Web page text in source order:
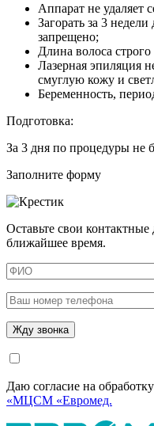
Аппарат не удаляет
Загорать за 3
запрещено;
Длина волоса
Лазерная эпиляция
смуглую кожу и
Беременность,
Подготовка:
За 3 дня по процедуры не
Заполните форму
Оставьте свои
ближайшее время.
Даю согласие на обработку
«МЦСМ «Евромед.